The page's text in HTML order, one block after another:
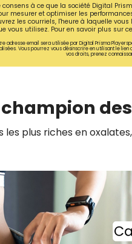
consens à ce que la société Digital
mesurer et optimiser les
les courriels, l'heure à laquelle
vous utilisez. Pour en savoir plus sur
adresse email sera utilisée par Digital Prisma
Vous pourrez vous désinscrire en utilisant le
vos droits, prenez
champion
les plus riches en